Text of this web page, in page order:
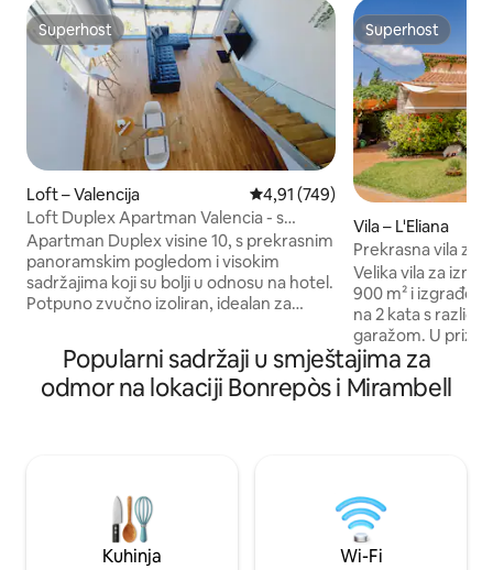
Superhost
Superhost
Loft – Valencija Prosječna ocjena: 4,91/5,
4,91 (749)
Loft Duplex Apartman Valencia - s
parkiralištem
Apartman Duplex visine 10, s prekrasnim
panoramskim pogledom i visokim
sadržajima koji su bolji u odnosu na hotel.
Potpuno zvučno izoliran, idealan za
kao jedinstven i ekskluzivan prostor
Pored trgovačkog centra ARENA, s
trgovinama i restoranima. Besplatan
privatni parking povezan s potkrovljem
kompletna kuhinja sa svime. Ekskluzivno
korištenje parova : djeca i posjetitelji nisu
Superhost
Superhost
Vila – L'Eliana
Prekrasna vila za
osoba
Velika vila za
900 m² i
na 2 kata s
garažom. U
spavaće sobe s
jednokrevetna
Master Chef
vanjsku terasu.
dnevni boravak,
kupaonica s WC-
Popularni sadržaji u smještajima za
odmor na lokaciji Bonrepòs i Mirambell
Kuhinja Wi-Fi